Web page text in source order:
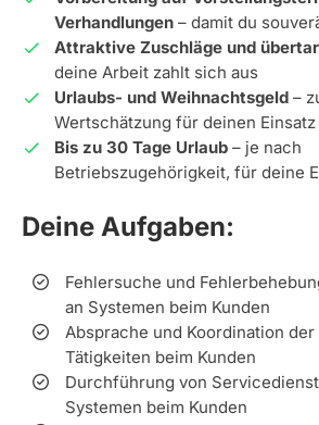
Verhandlungen – damit du
Attraktive Zuschläge und
deine Arbeit zahlt sich aus
Urlaubs- und Weihnachtsgeld –
Wertschätzung für deinen Einsatz
Bis zu 30 Tage Urlaub – je nach
Betriebszugehörigkeit, für deine
Deine Aufgaben:
Fehlersuche und
an Systemen beim Kunden
Absprache und Koordination der
Tätigkeiten beim Kunden
Durchführung von
Systemen beim Kunden